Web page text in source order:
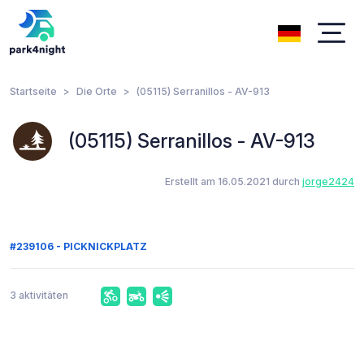
Startseite Die Orte (05115) Serranillos - AV-913
(05115) Serranillos - AV-913
Erstellt am 16.05.2021 durch jorge2424
#239106 - PICKNICKPLATZ
3 aktivitäten